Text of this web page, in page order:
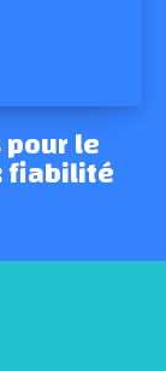
le
fiabilité